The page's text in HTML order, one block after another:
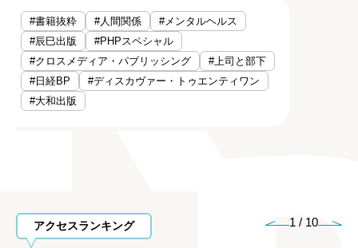
#書籍抜粋 #人間関係
#メンタルヘルス
#辰巳出版
#PHPスペシャル
#クロスメディア・パブリッシング
#上司と部下
#日経BP
#ディスカヴァー・トゥエンティワン
#大和出版
アクセスランキング 1 / 10